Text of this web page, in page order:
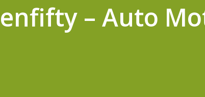
– Auto